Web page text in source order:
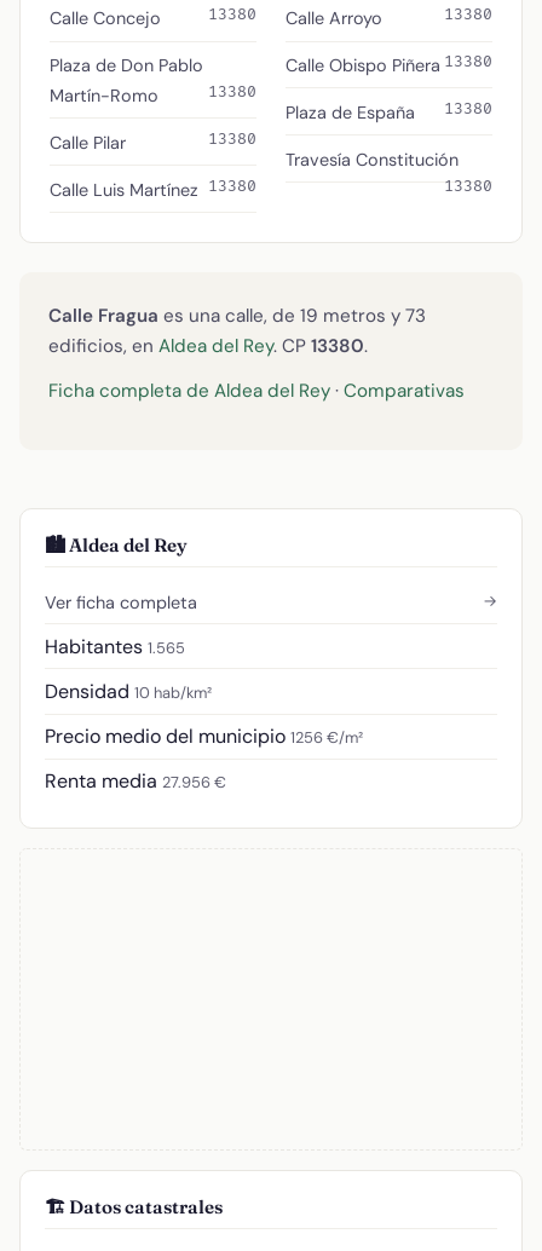
Calle Concejo 13380
Plaza de Don Pablo
Martín-Romo
13380
Calle Pilar 13380
Calle Luis Martínez 13380
Calle Arroyo 13380
Calle Obispo Piñera 13380
Plaza de España 13380
Travesía Constitución
13380
Calle Fragua es una calle, de 19 metros y 73
edificios, en Aldea del Rey. CP 13380.
Ficha completa de Aldea del Rey · Comparativas
🏙️ Aldea del Rey
Ver ficha completa →
Habitantes 1.565
Densidad 10 hab/km²
Precio medio del municipio 1256 €/m²
Renta media 27.956 €
🏗️ Datos catastrales